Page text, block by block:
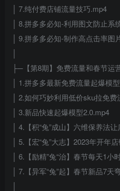
│ 7.纯付费店铺流量技巧.mp4
│ 8.拼多多必知-利用图文防止系
│ 9.拼多多必知-制作高点击率图
├─【第8期】免费流量和春节运
│ 1.拼多多最新免费流量起爆模
│ 2.如何巧妙利用低价sku拉免
│ 3.新品快速起爆模型2.0.mp4
│ 4.【积“兔”成山】六维保养法
│ 5.【宏“兔”大志】2023年开年
│ 6.【励精”兔“治】春节每天1
│ 7.【异军“兔”起】春节新品7